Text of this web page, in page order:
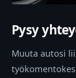
Pysy
Muuta autosi